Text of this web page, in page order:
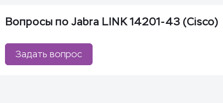
Вопросы по Jabra LINK 14201-43 (Cisco)
Задать вопрос